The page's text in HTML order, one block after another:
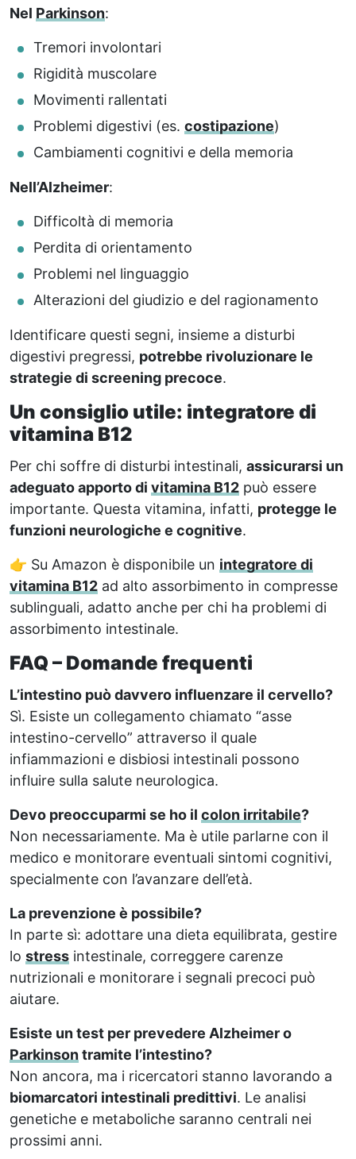
Nel Parkinson:
Tremori involontari
Rigidità muscolare
Movimenti rallentati
Problemi digestivi (es. costipazione)
Cambiamenti cognitivi e della memoria
Nell’Alzheimer:
Difficoltà di memoria
Perdita di orientamento
Problemi nel linguaggio
Alterazioni del giudizio e del ragionamento
Identificare questi segni, insieme a disturbi
digestivi pregressi, potrebbe rivoluzionare le
strategie di screening precoce.
Un consiglio utile: integratore di
vitamina B12
Per chi soffre di disturbi intestinali, assicurarsi un
adeguato apporto di vitamina B12 può essere
importante. Questa vitamina, infatti, protegge le
funzioni neurologiche e cognitive.
👉 Su Amazon è disponibile un integratore di
vitamina B12 ad alto assorbimento in compresse
sublinguali, adatto anche per chi ha problemi di
assorbimento intestinale.
FAQ – Domande frequenti
L’intestino può davvero influenzare il cervello?
Sì. Esiste un collegamento chiamato “asse
intestino-cervello” attraverso il quale
infiammazioni e disbiosi intestinali possono
influire sulla salute neurologica.
Devo preoccuparmi se ho il colon irritabile?
Non necessariamente. Ma è utile parlarne con il
medico e monitorare eventuali sintomi cognitivi,
specialmente con l’avanzare dell’età.
La prevenzione è possibile?
In parte sì: adottare una dieta equilibrata, gestire
lo stress intestinale, correggere carenze
nutrizionali e monitorare i segnali precoci può
aiutare.
Esiste un test per prevedere Alzheimer o
Parkinsontramite l’intestino?
Non ancora, ma i ricercatori stanno lavorando a
biomarcatori intestinali predittivi. Le analisi
genetiche e metaboliche saranno centrali nei
prossimi anni.